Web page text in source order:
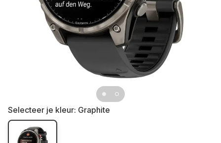
Selecteer je kleur: Graphite